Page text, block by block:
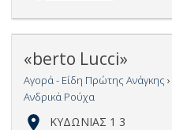
«berto Lucci»
Αγορά - Είδη Πρώτης Ανάγκης ›
Ανδρικά Ρούχα
ΚΥΔΩΝΙΑΣ 1 3